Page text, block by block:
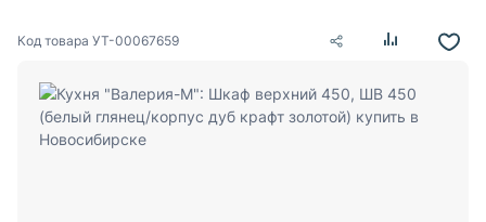
Код товара УТ-00067659